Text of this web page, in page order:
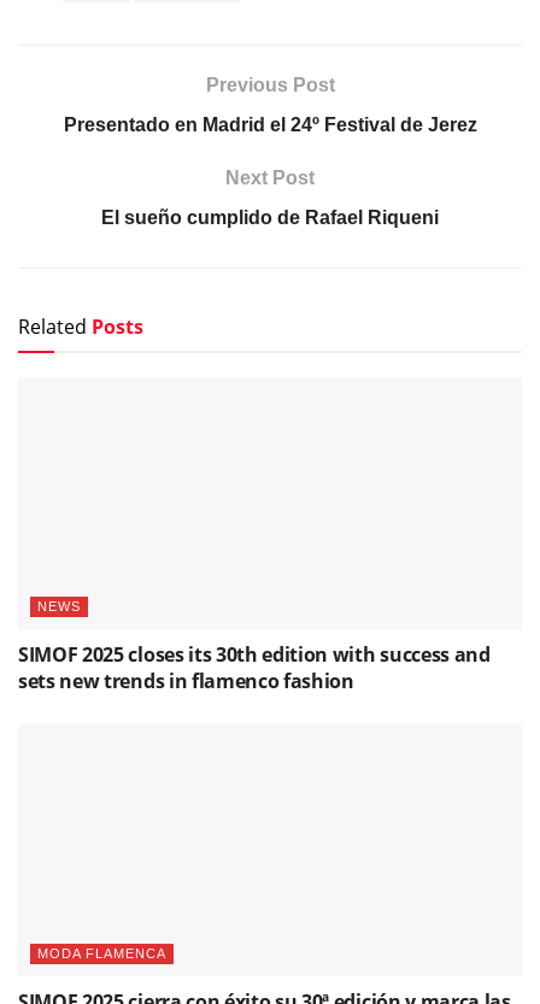
Previous Post
Presentado en Madrid el 24º Festival de Jerez
Next Post
El sueño cumplido de Rafael Riqueni
Related Posts
NEWS
SIMOF 2025 closes its 30th edition with success and
sets new trends in flamenco fashion
MODA FLAMENCA